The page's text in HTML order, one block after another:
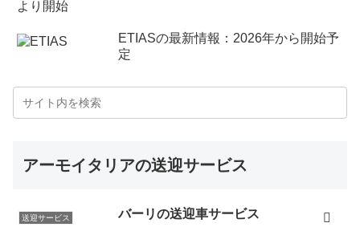
ETIASの最新情報：2026年から開始予
定
アーモイタリアの送迎サービス
送迎サービス バーリの送迎車サービス